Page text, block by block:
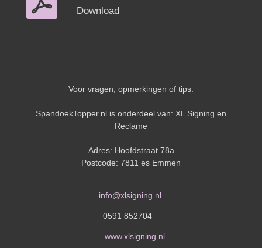
Download
Voor vragen, opmerkingen of tips:
SpandoekTopper.nl is onderdeel van: XL Signing en
Reclame
Adres: Hoofdstraat 78a
Postcode: 7811 es Emmen
info@xlsigning.nl
0591 852704
www.xlsigning.nl